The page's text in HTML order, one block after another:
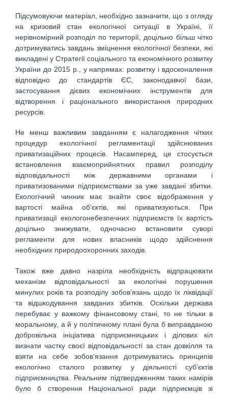
Підсумовуючи матеріал, необхідно зазначити, що з огляду
на кризовий стан екологічної ситуації в Україні, її
нерівномірний розподіл по території, доцільно більш чітко
дотримуватись завдань зміцнення екологічної безпеки, які
викладені у Стратегії соціального та економічного розвитку
України до 2015 р., у напрямах: розвитку і вдосконалення
відповідно до стандартів ЄС, законодавчої бази,
застосування дієвих економічних інструментів для
відтворення і раціонального використання природних
ресурсів.
Не менш важливим завданням є налагодження чітких
процедур екологічної регламентації здійснюваних
приватизаційних процесів. Насамперед, це стосується
встановлення взаємоприйнятних правил розподілу
відповідальності між державними органами і
приватизованими підприємствами за уже завдані збитки.
Екологічний чинник має знайти своє відображення у
вартості майна об’єктів, які приватизуються. При
приватизації екологонебезпечних підприємств їх вартість
доцільно знижувати, одночасно встановити суворі
регламенти для нових власників щодо здійснення
необхідних природоохоронних заходів.
Також вже давно назріла необхідність відпрацювати
механізм відповідальності за екологічні порушення
минулих років та розподілу зобов’язань щодо їх ліквідації
та відшкодування завданих збитків. Оскільки держава
перебуває у важкому фінансовому стані, то не тільки в
моральному, а й у політичному плані була б виправданою
добровільна ініціатива підприємницьких і ділових кіл
визнати частку своєї відповідальності за стан довкілля та
взяти на себе зобов’язання дотримуватись принципів
екологічно сталого розвитку у діяльності суб’єктів
підприємництва. Реальним підтвердженням таких намірів
було б створення Національної ради підприємців зі